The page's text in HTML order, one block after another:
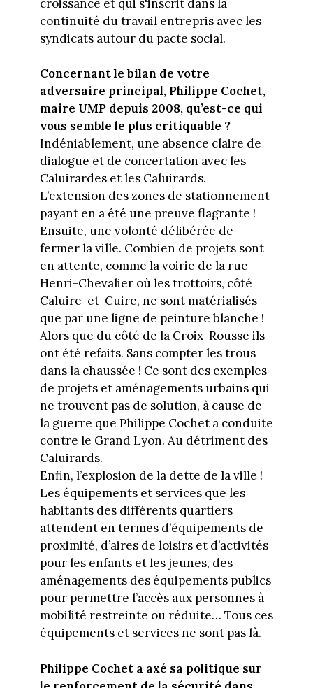
croissance et qui s'inscrit dans la
continuité du travail entrepris avec les
syndicats autour du pacte social.
Concernant le bilan de votre
adversaire principal, Philippe Cochet,
maire UMP depuis 2008, qu’est-ce qui
vous semble le plus critiquable ?
Indéniablement, une absence claire de
dialogue et de concertation avec les
Caluirardes et les Caluirards.
L’extension des zones de stationnement
payant en a été une preuve flagrante !
Ensuite, une volonté délibérée de
fermer la ville. Combien de projets sont
en attente, comme la voirie de la rue
Henri-Chevalier où les trottoirs, côté
Caluire-et-Cuire, ne sont matérialisés
que par une ligne de peinture blanche !
Alors que du côté de la Croix-Rousse ils
ont été refaits. Sans compter les trous
dans la chaussée ! Ce sont des exemples
de projets et aménagements urbains qui
ne trouvent pas de solution, à cause de
la guerre que Philippe Cochet a conduite
contre le Grand Lyon. Au détriment des
Caluirards.
Enfin, l’explosion de la dette de la ville !
Les équipements et services que les
habitants des différents quartiers
attendent en termes d’équipements de
proximité, d’aires de loisirs et d’activités
pour les enfants et les jeunes, des
aménagements des équipements publics
pour permettre l’accès aux personnes à
mobilité restreinte ou réduite… Tous ces
équipements et services ne sont pas là.
Philippe Cochet a axé sa politique sur